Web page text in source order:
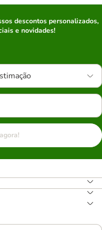
descontos personalizados,
e novidades!